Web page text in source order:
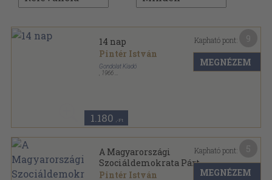
14 nap
Pintér István
Gondolat Kiadó
1966
1.180 ,-Ft
Kapható pont:
MEGNÉZEM
A Magyarországi
Szociáldemokrata Párt
politikája a második
Pintér István
Kapható pont:
MEGNÉZEM